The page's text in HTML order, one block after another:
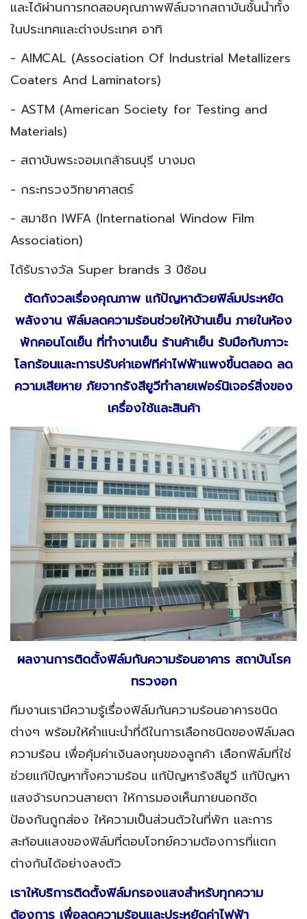
และได้ผ่านการทดสอบคุณภาพฟิล์มจากสถาบันชั้นนำทั้ง
ในประเทศและต่างประเทศ อาทิ
- AIMCAL (Association Of Industrial Metallizers
Coaters And Laminators)
- ASTM (American Society for Testing and
Materials)
- สถาบันพระจอมเกล้าธนบุรี บางมด
- กระทรวงวิทยาศาสตร์
- สมาชิก IWFA (International Window Film
Association)
ได้รับรางวัล Super brands 3 ปีซ้อน
ตัดกังวลเรื่องคุณภาพ แก้ปัญหาด้วยฟิล์มประหยัด
พลังงาน ฟิล์มลดความร้อนช่วยให้บ้านเย็น ภายในห้อง
พักคอนโดเย็น ที่ทำงานเย็น ร้านค้าเย็น รับมือกับภาวะ
โลกร้อนและการปรับค่าเอฟทีค่าไฟฟ้าแพงขึ้นตลอด ลด
ความเสียหาย ภัยจากรังสียูวีทำลายเฟอร์นิเจอร์สิ่งของ
เครื่องใช้และสินค้า
ผลงานการติดตั้งฟิล์มกันความร้อนอาคาร สถาบันโรค
ทรวงอก
ทีมงานเรามีความรู้เรื่องฟิล์มกันความร้อนอาคารชนิด
ต่างๆ พร้อมให้คำแนะนำที่ดีในการเลือกชนิดของฟิล์มลด
ความร้อน เพื่อคุ้มค่าเงินลงทุนของลูกค้า เลือกฟิล์มที่ใช่
ช่วยแก้ปัญหาทั้งความร้อน แก้ปัญหารังสียูวี แกัปัญหา
แสงจ้ารบกวนสายตา ให้การมองเห็นภายนอกชัด
ป้องกันถูกส่อง ให้ความเป็นส่วนตัวในที่พัก และการ
สะท้อนแสงของฟิล์มที่ตอบโจทย์ความต้องการที่แตก
ต่างกันได้อย่างลงตัว
เราให้บริการติดตั้งฟิล์มกรองแสงสำหรับทุกความ
ต้องการ เพื่อลดความร้อนและประหยัดค่าไฟฟ้า